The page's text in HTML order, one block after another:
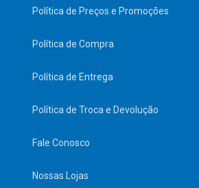
Política de Preços e Promoções
Política de Compra
Política de Entrega
Política de Troca e Devolução
Fale Conosco
Nossas Lojas